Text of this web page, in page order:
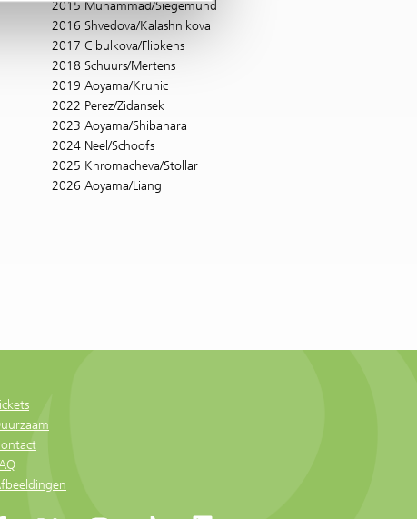
2015 Muhammad/Siegemund
2016 Shvedova/Kalashnikova
2017 Cibulkova/Flipkens
2018 Schuurs/Mertens
2019 Aoyama/Krunic
2022 Perez/Zidansek
2023 Aoyama/Shibahara
2024 Neel/Schoofs
2025 Khromacheva/Stollar
2026 Aoyama/Liang